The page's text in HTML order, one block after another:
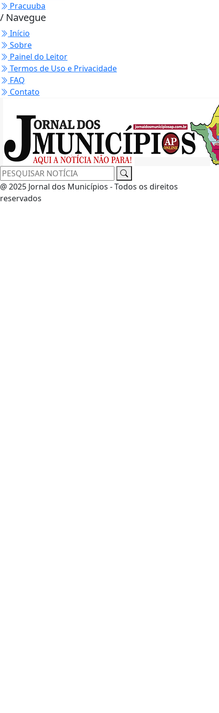
Pracuuba
/ Navegue
Início
Sobre
Painel do Leitor
Termos de Uso e Privacidade
FAQ
Contato
@ 2025 Jornal dos Municípios - Todos os direitos
reservados